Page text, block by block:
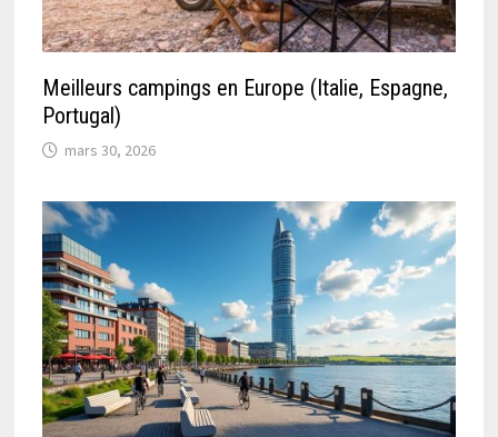
Meilleurs campings en Europe (Italie, Espagne,
Portugal)
mars 30, 2026